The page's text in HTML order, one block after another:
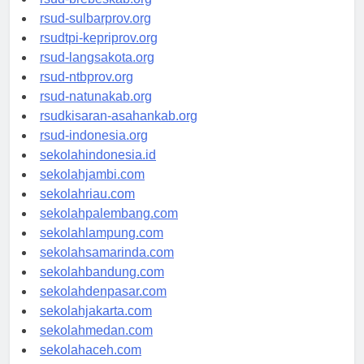
rsud-brebeskab.org
rsud-sulbarprov.org
rsudtpi-kepriprov.org
rsud-langsakota.org
rsud-ntbprov.org
rsud-natunakab.org
rsudkisaran-asahankab.org
rsud-indonesia.org
sekolahindonesia.id
sekolahjambi.com
sekolahriau.com
sekolahpalembang.com
sekolahlampung.com
sekolahsamarinda.com
sekolahbandung.com
sekolahdenpasar.com
sekolahjakarta.com
sekolahmedan.com